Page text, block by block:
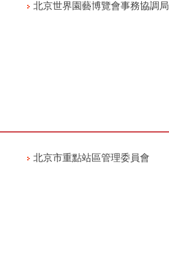
北京世界園藝博覽會事務協調局
北京市重點站區管理委員會